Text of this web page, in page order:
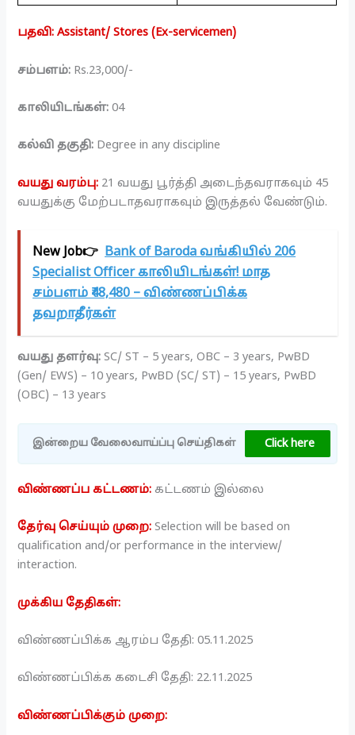
பதவி: Assistant/ Stores (Ex-servicemen)
சம்பளம்: Rs.23,000/-
காலியிடங்கள்: 04
கல்வி தகுதி: Degree in any discipline
வயது வரம்பு: 21 வயது பூர்த்தி அடைந்தவராகவும் 45
வயதுக்கு மேற்படாதவராகவும் இருத்தல் வேண்டும்.
New Job👉 Bank of Baroda வங்கியில் 206
Specialist Officer காலியிடங்கள்! மாத
சம்பளம் ₹48,480 – விண்ணப்பிக்க
தவறாதீர்கள்
வயது தளர்வு:SC/ ST – 5 years, OBC – 3 years, PwBD
(Gen/ EWS) – 10 years, PwBD (SC/ ST) – 15 years, PwBD
(OBC) – 13 years
இன்றைய வேலைவாய்ப்பு செய்திகள் Click here
விண்ணப்ப கட்டணம்: கட்டணம் இல்லை
தேர்வு செய்யும் முறை:Selection will be based on
qualification and/or performance in the interview/
interaction.
முக்கிய தேதிகள்:
விண்ணப்பிக்க ஆரம்ப தேதி: 05.11.2025
விண்ணப்பிக்க கடைசி தேதி: 22.11.2025
விண்ணப்பிக்கும் முறை: